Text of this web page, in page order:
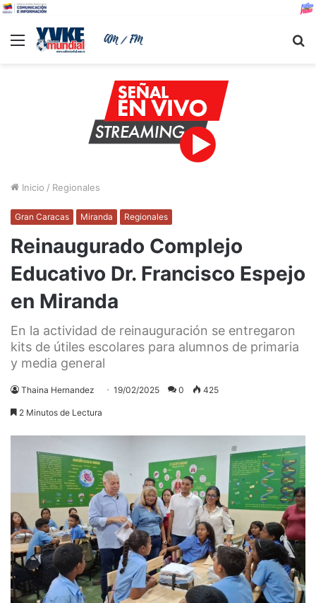
Menu
Inicio / Regionales
Gran Caracas Miranda Regionales
Reinaugurado Complejo
Educativo Dr. Francisco Espejo
en Miranda
En la actividad de reinauguración se entregaron
kits de útiles escolares para alumnos de primaria
y media general
Thaina Hernandez 19/02/2025 0 425
2 Minutos de Lectura